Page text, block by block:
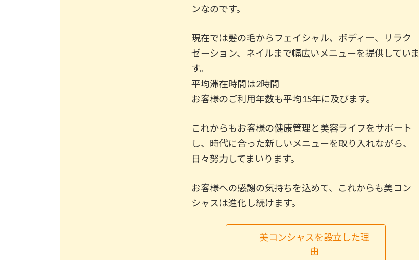
ンなのです。
現在では髪の毛からフェイシャル、ボディー、リラク
ゼーション、ネイルまで幅広いメニューを提供していま
す。
平均滞在時間は2時間
お客様のご利用年数も平均15年に及びます。
これからもお客様の健康管理と美容ライフをサポート
し、時代に合った新しいメニューを取り入れながら、
日々努力してまいります。
お客様への感謝の気持ちを込めて、これからも美コン
シャスは進化し続けます。
美コンシャスを設立した理
由